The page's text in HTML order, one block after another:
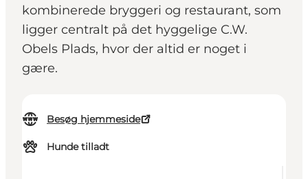
kombinerede bryggeri og restaurant, som
ligger centralt på det hyggelige C.W.
Obels Plads, hvor der altid er noget i
gære.
Besøg hjemmeside
Hunde tilladt